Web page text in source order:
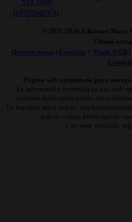
© 2011- 2026 Ediciones Mayo
Última
Quienes somos| Contacto Mapa WEB|
Página web optimizada para
La información contenida en esta web
contener datos sobre productos o
Le hacemos saber que no nos hacemos
país de origen puede que no
o no estar regulada,